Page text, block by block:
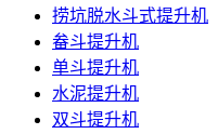
捞坑脱水斗式提升机
畚斗提升机
单斗提升机
水泥提升机
双斗提升机